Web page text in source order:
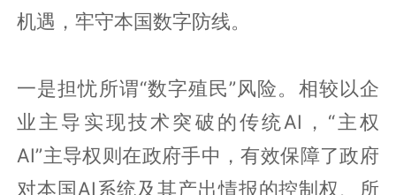
机遇，牢守本国数字防线。
一是担忧所谓“数字殖民”风险。相较以企
业主导实现技术突破的传统AI，“主权
AI”主导权则在政府手中，有效保障了政府
对本国AI系统及其产出情报的控制权、所